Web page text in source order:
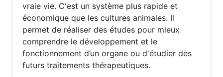
vraie vie. C'est un système plus rapide et
économique que les cultures animales. Il
permet de réaliser des études pour mieux
comprendre le développement et le
fonctionnement d’un organe ou d'étudier des
futurs traitements thérapeutiques.